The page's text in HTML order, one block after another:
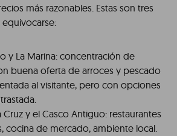
más razonables. Estas son tres
y La Marina: concentración de
buena oferta de arroces y pescado
al visitante, pero con opciones
Cruz y el Casco Antiguo: restaurantes
cocina de mercado, ambiente local.